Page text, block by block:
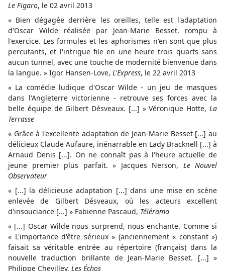
Le Figaro, le 02 avril 2013
« Bien dégagée derrière les oreilles, telle est l'adaptation
d'Oscar Wilde réalisée par Jean-Marie Besset, rompu à
l'exercice. Les formules et les aphorismes n'en sont que plus
percutants, et l'intrigue file en une heure trois quarts sans
aucun tunnel, avec une touche de modernité bienvenue dans
la langue. » Igor Hansen-Love, L'Express, le 22 avril 2013
« La comédie ludique d'Oscar Wilde - un jeu de masques
dans l'Angleterre victorienne - retrouve ses forces avec la
belle équipe de Gilbert Désveaux. [...] » Véronique Hotte, La
Terrasse
« Grâce à l'excellente adaptation de Jean-Marie Besset [...] au
délicieux Claude Aufaure, inénarrable en Lady Bracknell [...] à
Arnaud Denis [...]. On ne connaît pas à l'heure actuelle de
jeune premier plus parfait. » Jacques Nerson, Le Nouvel
Observateur
« [...] la délicieuse adaptation [...] dans une mise en scène
enlevée de Gilbert Désveaux, où les acteurs excellent
d'insouciance [...] » Fabienne Pascaud, Télérama
« [...] Oscar Wilde nous surprend, nous enchante. Comme si
« L'importance d'être sérieux » (anciennement « constant »)
faisait sa véritable entrée au répertoire (français) dans la
nouvelle traduction brillante de Jean-Marie Besset. [...] »
Philippe Chevilley, Les Échos